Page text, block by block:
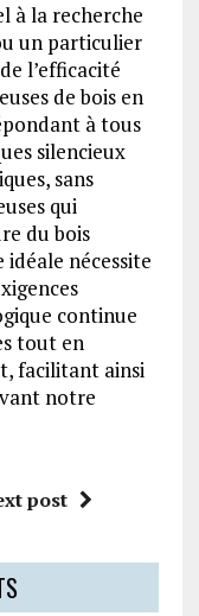
à la recherche
un particulier
l’efficacité
de bois en
à tous
silencieux
sans
qui
du bois
nécessite
continue
tout en
facilitant ainsi
notre
post